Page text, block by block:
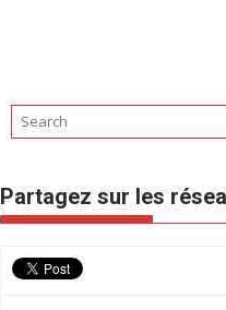
Partagez sur les